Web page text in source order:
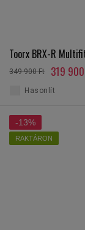
Toorx BRX-R
349 900 Ft 319
Hasonlít
-13%
RAKTÁRON